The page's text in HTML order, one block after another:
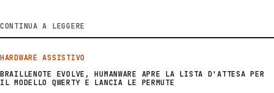
CONTINUA A LEGGERE
HARDWARE ASSISTIVO
BRAILLENOTE EVOLVE, HUMANWARE APRE LA LISTA D'ATTESA PER
IL MODELLO QWERTY E LANCIA LE PERMUTE